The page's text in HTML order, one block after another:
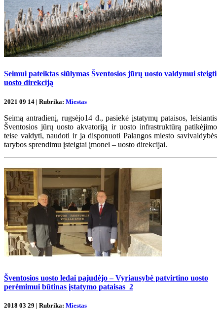
Seimui pateiktas siūlymas Šventosios jūrų uosto valdymui steigti
uosto direkciją
2021 09 14 | Rubrika: Miestas
Seimą antradienį, rugsėjo14 d., pasiekė įstatymų pataisos, leisiantis
Šventosios jūrų uosto akvatoriją ir uosto infrastruktūrą patikėjimo
teise valdyti, naudoti ir ja disponuoti Palangos miesto savivaldybės
tarybos sprendimu įsteigtai įmonei – uosto direkcijai.
Šventosios uosto ledai pajudėjo – Vyriausybė patvirtino uosto
perėmimui būtinas įstatymo pataisas 2
2018 03 29 | Rubrika: Miestas